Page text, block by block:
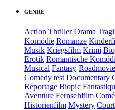
GENRE
Action Thriller Drama
Komödie Romanze
Musik Kriegsfilm Krimi
Erotik Romantische
Musical Fantasy Roadmovie
Comedy test Documentary
Reportage Biopic
Aventure Fernsehfilm
Historienfilm Mystery